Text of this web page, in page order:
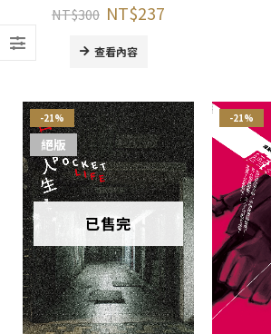
NT$300 NT$237
查看內容
-21%
已售完
絕版
-21%